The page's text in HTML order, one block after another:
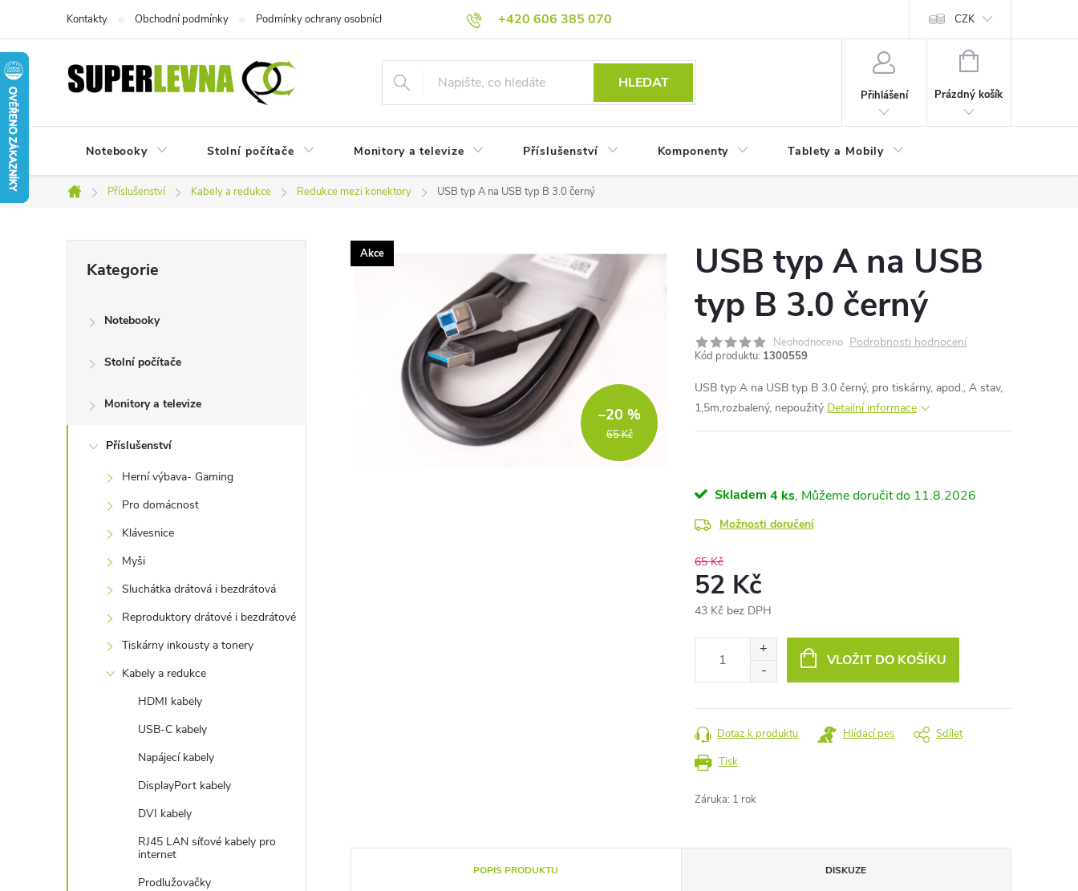
obsah
+420 606 385 070
Kontakty Obchodní podmínky Podmínky ochrany osobních údajů Reklamační podmínky Reklamace CZK
HLEDAT
Přihlášení
NÁKUPNÍ
Prázdný košík
Notebooky Stolní počítače Monitory a televize Příslušenství Komponenty Tablety a Mobily
Domů
Příslušenství Kabely a redukce Redukce mezi konektory USB typ A na USB typ B 3.0 černý
r
kategorie
Kategorie
Notebooky
Stolní počítače
Monitory a televize
Příslušenství
Herní výbava- Gaming
Pro domácnost
Klávesnice
Myši
Sluchátka drátová i bezdrátová
Reproduktory drátové i bezdrátové
Tiskárny inkousty a tonery
Kabely a redukce
HDMI kabely
USB-C kabely
Napájecí kabely
DisplayPort kabely
DVI kabely
RJ45 LAN síťové kabely pro
internet
Prodlužovačky
Akce
65 Kč
–20 %
USB typ A na USB
typ B 3.0 černý
Neohodnoceno Podrobnosti hodnocení
Kód produktu: 1300559
USB typ A na USB typ B 3.0 černý, pro tiskárny, apod., A stav,
1,5m,rozbalený, nepoužitý Detailní informace
Skladem 4 ks 11.8.2026
Možnosti doručení
65 Kč
52 Kč
43 Kč bez DPH
VLOŽIT DO KOŠÍKU
Tisk
Dotaz k produktu Hlídací pes Sdílet
Záruka: 1 rok
POPIS PRODUKTU DISKUZE